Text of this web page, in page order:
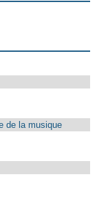
de la musique